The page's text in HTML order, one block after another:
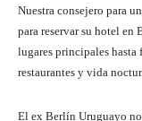
Nuestra consejero para
para reservar su hotel
lugares principales hasta
restaurantes y vida
El ex Berlín Uruguayo